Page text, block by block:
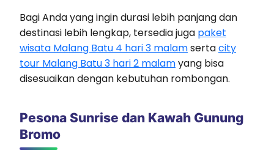
Bagi Anda yang ingin durasi lebih panjang dan
destinasi lebih lengkap, tersedia juga paket
wisata Malang Batu 4 hari 3 malamsertacity
tour Malang Batu 3 hari 2 malamyang bisa
disesuaikan dengan kebutuhan rombongan.
Pesona Sunrise dan Kawah Gunung
Bromo